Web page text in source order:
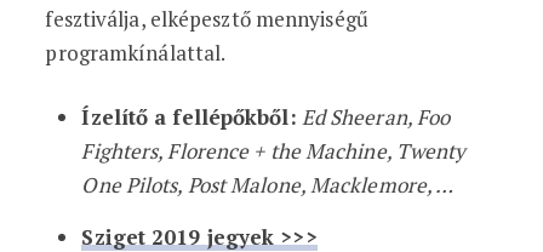
fesztiválja, elképesztő mennyiségű
programkínálattal.
Ízelítő a fellépőkből: Ed Sheeran, Foo
Fighters, Florence + the Machine, Twenty
One Pilots, Post Malone, Macklemore, …
Sziget 2019 jegyek >>>